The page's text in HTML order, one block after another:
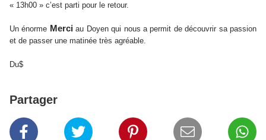
« 13h00 » c’est parti pour le retour.
Un énorme Merciau Doyen qui nous a permit de découvrir sa passion
et de passer une matinée très agréable.
Du$
Partager